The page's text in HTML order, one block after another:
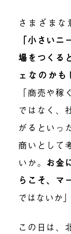
さまざま
「小さいニ
場をつくる
ェなのかも
「商売や
ではなく、
がるといっ
商いとして
いか。 お金
らこそ、マ
ではないか
この日は、